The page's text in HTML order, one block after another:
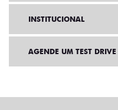
INSTITUCIONAL
AGENDE UM TEST DRIVE